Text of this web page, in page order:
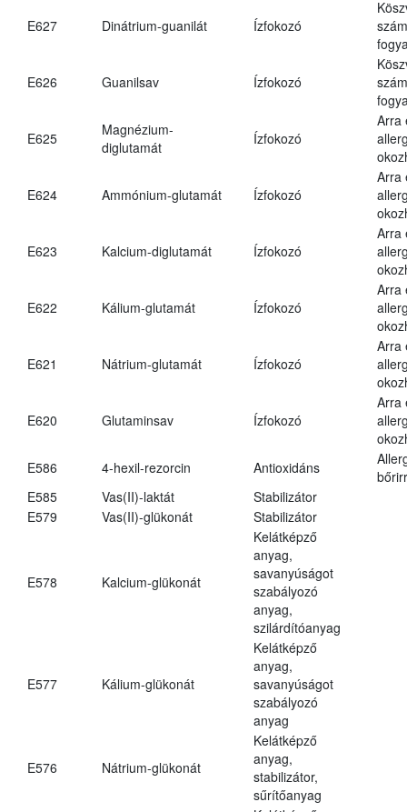
E627 Dinátrium-guanilát Ízfokozó
E626 Guanilsav Ízfokozó
E625
Magnézium-
diglutamát
Ízfokozó
Arra
E624 Ammónium-glutamát Ízfokozó
Arra
E623 Kalcium-diglutamát Ízfokozó
Arra
E622 Kálium-glutamát Ízfokozó
Arra
E621 Nátrium-glutamát Ízfokozó
Arra
E620 Glutaminsav Ízfokozó
Arra
E586
4-hexil-rezorcin Antioxidáns
E585
Vas(II)-laktát
Stabilizátor
E579
Vas(II)-glükonát Stabilizátor
E578 Kalcium-glükonát
Kelátképző
anyag,
savanyúságot
szabályozó
anyag,
szilárdítóanyag
E577 Kálium-glükonát
Kelátképző
anyag,
savanyúságot
szabályozó
anyag
E576 Nátrium-glükonát
Kelátképző
anyag,
stabilizátor,
sűrítőanyag